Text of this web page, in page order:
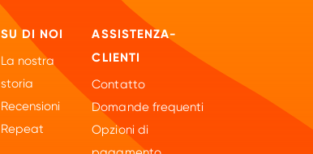
SU DI NOI
La nostra
storia
Recensioni
Repeat
ASSISTENZA-
CLIENTI
Contatto
Domande frequenti
Opzioni di